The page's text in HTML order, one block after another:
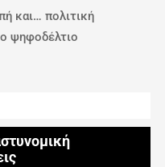
και… πολιτική
ψηφοδέλτιο